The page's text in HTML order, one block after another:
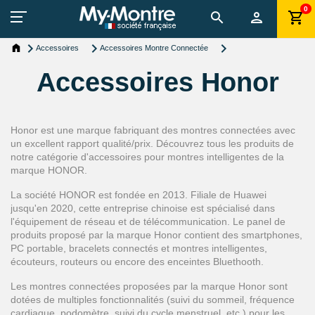
0
Accessoires Accessoires Montre Connectée
Accessoires Honor
Honor est une marque fabriquant des montres connectées avec
un excellent rapport qualité/prix. Découvrez tous les produits de
notre catégorie d'accessoires pour montres intelligentes de la
marque HONOR.
La société HONOR est fondée en 2013. Filiale de Huawei
jusqu'en 2020, cette entreprise chinoise est spécialisé dans
l'équipement de réseau et de télécommunication. Le panel de
produits proposé par la marque Honor contient des smartphones,
PC portable, bracelets connectés et montres intelligentes,
écouteurs, routeurs ou encore des enceintes Bluethooth.
Les montres connectées proposées par la marque Honor sont
dotées de multiples fonctionnalités (suivi du sommeil, fréquence